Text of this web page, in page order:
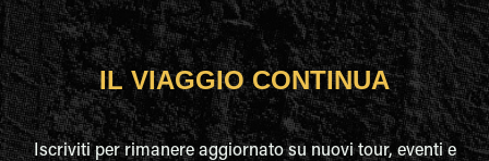
IL VIAGGIO CONTINUA
Iscriviti per rimanere aggiornato su nuovi tour, eventi e